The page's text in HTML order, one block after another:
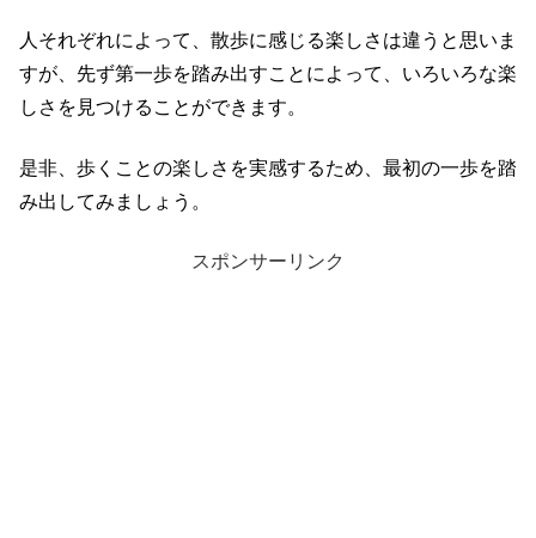
人それぞれによって、散歩に感じる楽しさは違うと思いま
すが、先ず第一歩を踏み出すことによって、いろいろな楽
しさを見つけることができます。
是非、歩くことの楽しさを実感するため、最初の一歩を踏
み出してみましょう。
スポンサーリンク